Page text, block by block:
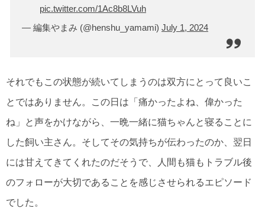
pic.twitter.com/1Ac8b8LVuh
— 編集やまみ (@henshu_yamami) July 1, 2024
それでもこの状態が続いてしまうのは双方にとって良いこ
とではありません。この日は「痛かったよね、偉かった
ね」と声をかけながら、一晩一緒に猫ちゃんと寝ることに
した飼い主さん。そしてその気持ちが伝わったのか、翌日
には甘えてきてくれたのだそうで、人間も猫もトラブル後
のフォローが大切であることを感じさせられるエピソード
でした。